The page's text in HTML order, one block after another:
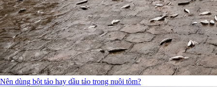
Nên dùng bột tảo hay dầu tảo trong nuôi tôm?